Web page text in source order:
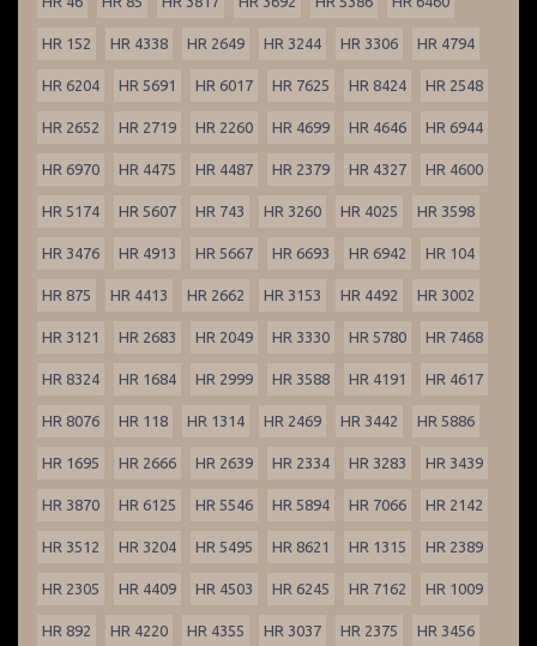
HR 152 HR 4338 HR 2649 HR 3244 HR 3306 HR 4794
HR 6204 HR 5691 HR 6017 HR 7625 HR 8424 HR 2548
HR 2652 HR 2719 HR 2260 HR 4699 HR 4646 HR 6944
HR 6970 HR 4475 HR 4487 HR 2379 HR 4327 HR 4600
HR 5174 HR 5607 HR 743 HR 3260 HR 4025 HR 3598
HR 3476 HR 4913 HR 5667 HR 6693 HR 6942 HR 104
HR 875 HR 4413 HR 2662 HR 3153 HR 4492 HR 3002
HR 3121 HR 2683 HR 2049 HR 3330 HR 5780 HR 7468
HR 8324 HR 1684 HR 2999 HR 3588 HR 4191 HR 4617
HR 8076 HR 118 HR 1314 HR 2469 HR 3442 HR 5886
HR 1695 HR 2666 HR 2639 HR 2334 HR 3283 HR 3439
HR 3870 HR 6125 HR 5546 HR 5894 HR 7066 HR 2142
HR 3512 HR 3204 HR 5495 HR 8621 HR 1315 HR 2389
HR 2305 HR 4409 HR 4503 HR 6245 HR 7162 HR 1009
HR 892 HR 4220 HR 4355 HR 3037 HR 2375 HR 3456